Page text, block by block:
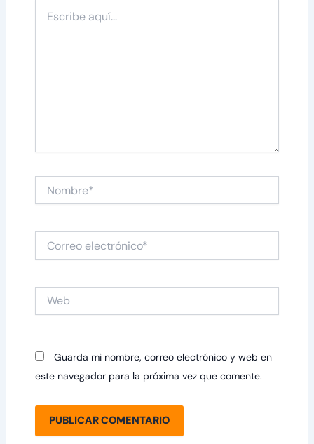
aquí...
electrónico*
Guarda mi nombre, correo electrónico y web en
este navegador para la próxima vez que comente.